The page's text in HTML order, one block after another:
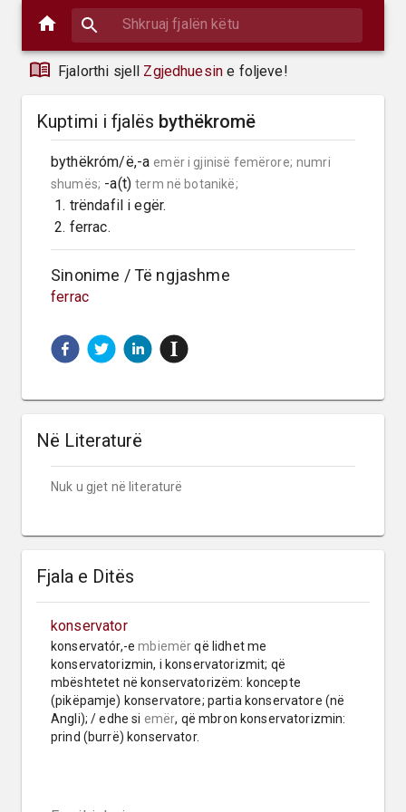
Fjalorthi sjell Zgjedhuesin e foljeve!
Kuptimi i fjalës bythëkromë
bythëkróm/ë,-a emër i gjinisë femërore; numri
shumës; -a(t) term në botanikë;
2. ferrac.
Sinonime / Të ngjashme
ferrac
Në Literaturë
Nuk u gjet në literaturë
Fjala e Ditës
konservator
konservatór,-e mbiemër që lidhet me
konservatorizmin, i konservatorizmit; që
mbështetet në konservatorizëm: koncepte
(pikëpamje) konservatore; partia konservatore (në
Angli); / edhe si emër, që mbron konservatorizmin:
prind (burrë) konservator.